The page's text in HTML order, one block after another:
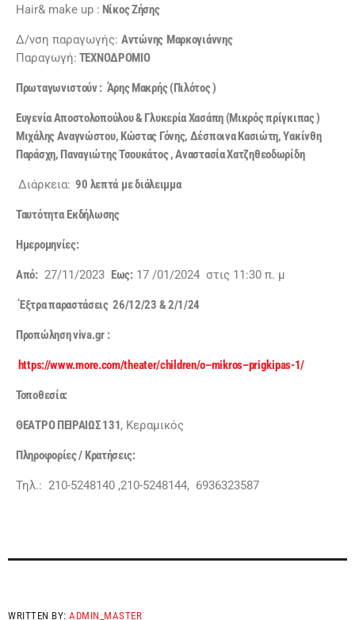
Hair& make up : Νίκος Ζήσης
Δ/νση παραγωγής: Αντώνης Μαρκογιάννης
Παραγωγή: ΤΕΧΝΟΔΡΟΜΙΟ
Πρωταγωνιστούν : Άρης Μακρής (Πιλότος )
Ευγενία Αποστολοπούλου & Γλυκερία Χασάπη (Μικρός πρίγκιπας )
Μιχάλης Αναγνώστου, Κώστας Γόνης, Δέσποινα Κασιώτη, Υακίνθη
Παράσχη, Παναγιώτης Τσουκάτος , Αναστασία Χατζηθεοδωρίδη
Διάρκεια: 90 λεπτά με διάλειμμα
Ταυτότητα Εκδήλωσης
Ημερομηνίες:
Από:27/11/2023 Εως:17 /01/2024 στις 11:30 π. μ
Έξτρα παραστάσεις 26/12/23 & 2/1/24
Προπώλησηviva.gr:
https://www.more.com/theater/children/o–mikros–prigkipas-1/
Τοποθεσία:
ΘΕΑΤΡΟ ΠΕΙΡΑΙΩΣ 131, Κεραμικός
Πληροφορίες/ Κρατήσεις:
Τηλ.: 210-5248140 ,210-5248144, 6936323587
WRITTEN BY:ADMIN_MASTER